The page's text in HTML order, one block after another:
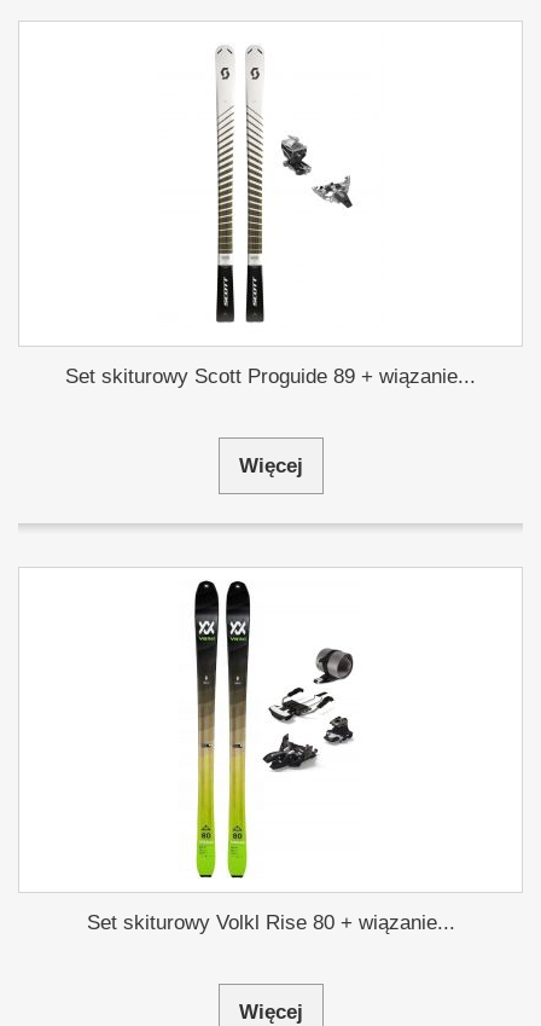
Set skiturowy Scott Proguide 89 + wiązanie...
Więcej
Set skiturowy Volkl Rise 80 + wiązanie...
Więcej